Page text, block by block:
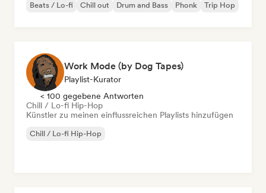
Beats / Lo-fi
Chill out Drum and Bass Phonk Trip Hop
Work Mode (by Dog Tapes)
Playlist-Kurator
< 100 gegebene Antworten
Chill / Lo-fi Hip-Hop
Künstler zu meinen einflussreichen Playlists hinzufügen
Chill / Lo-fi Hip-Hop